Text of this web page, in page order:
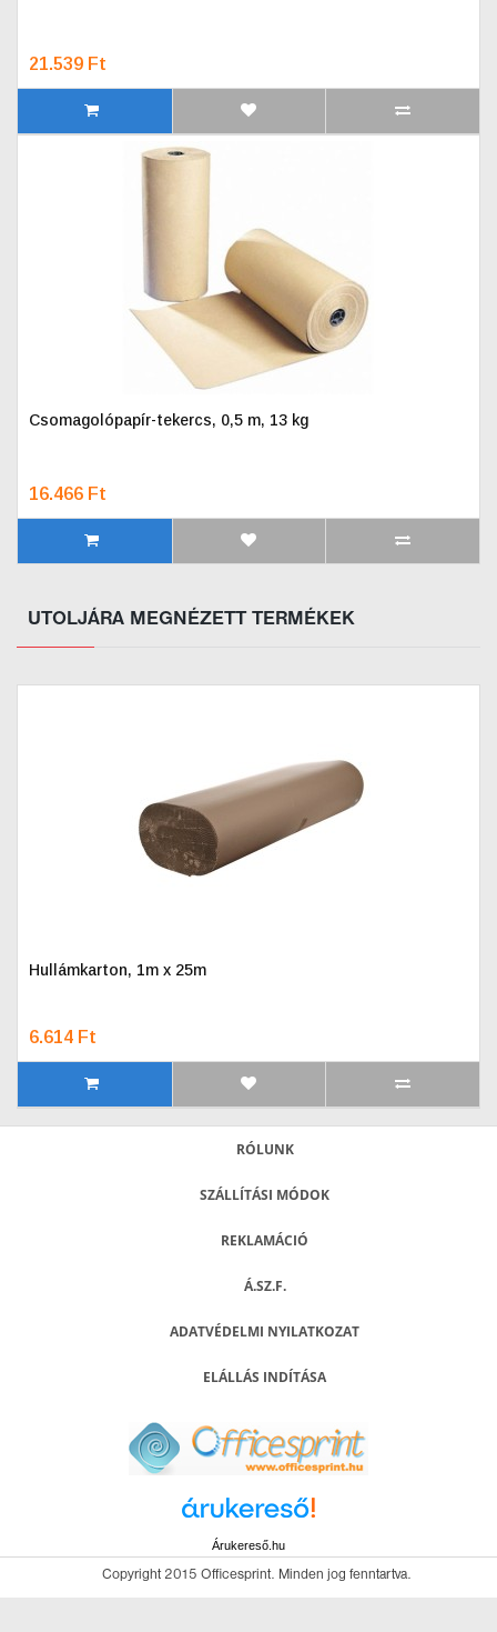
21.539 Ft
Csomagolópapír-tekercs, 0,5 m, 13 kg
16.466 Ft
UTOLJÁRA MEGNÉZETT TERMÉKEK
Hullámkarton, 1m x 25m
6.614 Ft
RÓLUNK
SZÁLLÍTÁSI MÓDOK
REKLAMÁCIÓ
Á.SZ.F.
ADATVÉDELMI NYILATKOZAT
ELÁLLÁS INDÍTÁSA
Árukereső.hu
Copyright 2015 Officesprint. Minden jog fenntartva.